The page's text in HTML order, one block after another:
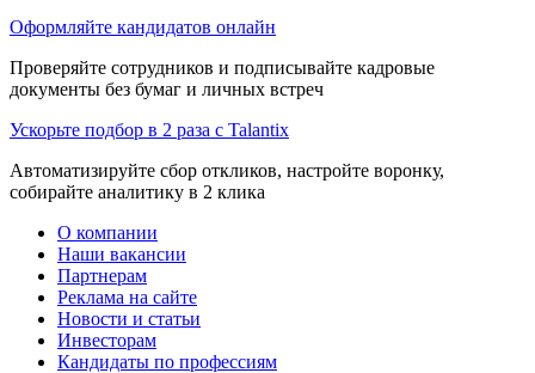
Оформляйте кандидатов онлайн
Проверяйте сотрудников и подписывайте кадровые
документы без бумаг и личных встреч
Ускорьте подбор в 2 раза с Talantix
Автоматизируйте сбор откликов, настройте воронку,
собирайте аналитику в 2 клика
О компании
Наши вакансии
Партнерам
Реклама на сайте
Новости и статьи
Инвесторам
Кандидаты по профессиям